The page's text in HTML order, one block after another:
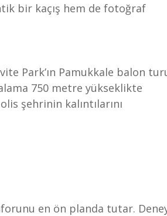
bir kaçış hem de fotoğraf
Park’ın Pamukkale balon
750 metre yükseklikte
şehrinin kalıntılarını
en ön planda tutar.